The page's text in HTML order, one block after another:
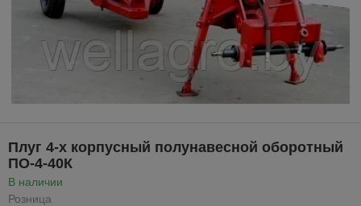
Плуг 4-х корпусный полунавесной оборотный
ПО-4-40К
В наличии
Розница